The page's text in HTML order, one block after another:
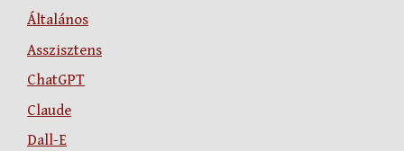
Általános
Asszisztens
ChatGPT
Claude
Dall-E